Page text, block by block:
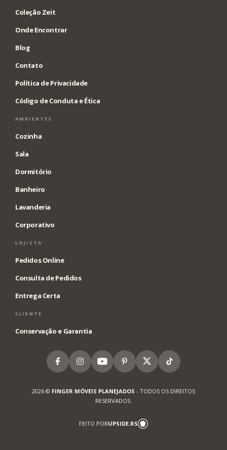
Coleção Zeit
Onde Encontrar
Blog
Contato
Política de Privacidade
Código de Conduta e Ética
AMBIENTES
Cozinha
Sala
Dormitório
Banheiro
Lavanderia
Corporativo
LOJISTA
Pedidos Online
Consulta de Pedidos
Entrega Certa
CLIENTE
Conservação e Garantia
FacebookInstagramYoutubePinterest
X Tiktok
2026 © FINGER MÓVEIS PLANEJADOS - TODOS OS DIREITOS
RESERVADOS.
FEITO PORUPSIDE.RS